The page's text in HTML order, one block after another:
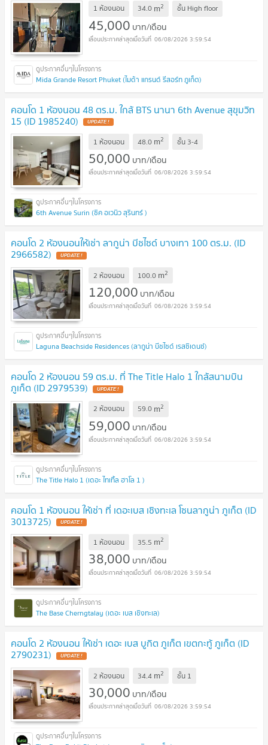
1 ห้องนอน 34.0 m2 ชั้น High floor
45,000 บาท/เดือน
06/08/2026 3:59:54
Mida Grande Resort Phuket (ไมด้า แกรนด์ รีสอร์ท ภูเก็ต)
คอนโด 1 ห้องนอน 48 ตร.ม. ใกล้ BTS นานา 6th Avenue สุขุมวิท
15 (ID 1985240) UPDATE !
1 ห้องนอน 48.0 m2 ชั้น 3-4
50,000 บาท/เดือน
06/08/2026 3:59:54
6th Avenue Surin (ซิค อเวนิว สุรินทร์ )
คอนโด 2 ห้องนอนให้เช่า ลากูน่า บีชไซด์ บางเทา 100 ตร.ม. (ID
2966582) UPDATE !
2 ห้องนอน 100.0 m2
120,000 บาท/เดือน
06/08/2026 3:59:54
Laguna Beachside Residences (ลากูน่า บีชไซด์ เรสซิเดนซ์)
คอนโด 2 ห้องนอน 59 ตร.ม. ที่ The Title Halo 1 ใกล้สนามบิน
ภูเก็ต (ID 2979539) UPDATE !
2 ห้องนอน 59.0 m2
59,000 บาท/เดือน
06/08/2026 3:59:54
The Title Halo 1 (เดอะ ไทเทิ้ล ฮาโล 1 )
คอนโด 1 ห้องนอน ให้เช่า ที่ เดอะเบส เชิงทะเล โซนลากูน่า ภูเก็ต (ID
3013725) UPDATE !
1 ห้องนอน 35.5 m2
38,000 บาท/เดือน
06/08/2026 3:59:54
The Base Cherngtalay (เดอะ เบส เชิงทะเล)
คอนโด 2 ห้องนอน ให้เช่า เดอะ เบส บูกิต ภูเก็ต เขตกะทู้ ภูเก็ต (ID
2790231) UPDATE !
2 ห้องนอน 34.4 m2 ชั้น 1
30,000 บาท/เดือน
06/08/2026 3:59:54